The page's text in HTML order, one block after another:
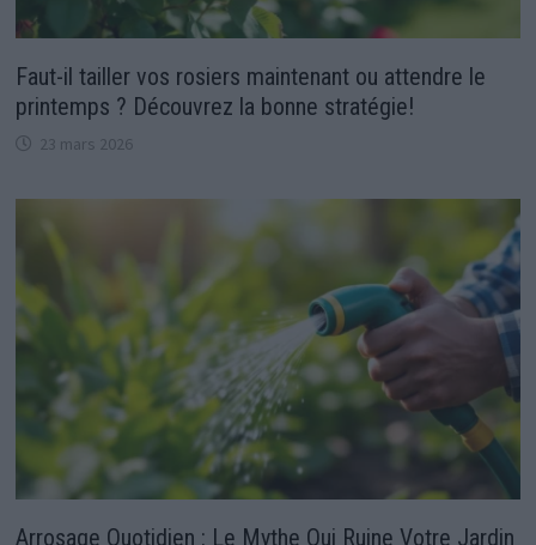
Faut-il tailler vos rosiers maintenant ou attendre le
printemps ? Découvrez la bonne stratégie!
23 mars 2026
Arrosage Quotidien : Le Mythe Qui Ruine Votre Jardin